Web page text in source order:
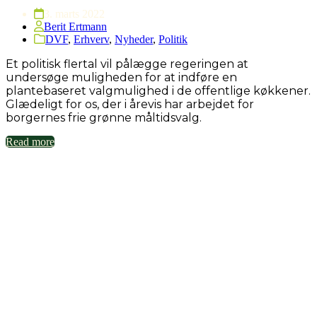
3. marts 2022
Berit Ertmann
DVF, Erhverv, Nyheder, Politik
Et politisk flertal vil pålægge regeringen at
undersøge muligheden for at indføre en
plantebaseret valgmulighed i de offentlige køkkener.
Glædeligt for os, der i årevis har arbejdet for
borgernes frie grønne måltidsvalg.
Read more